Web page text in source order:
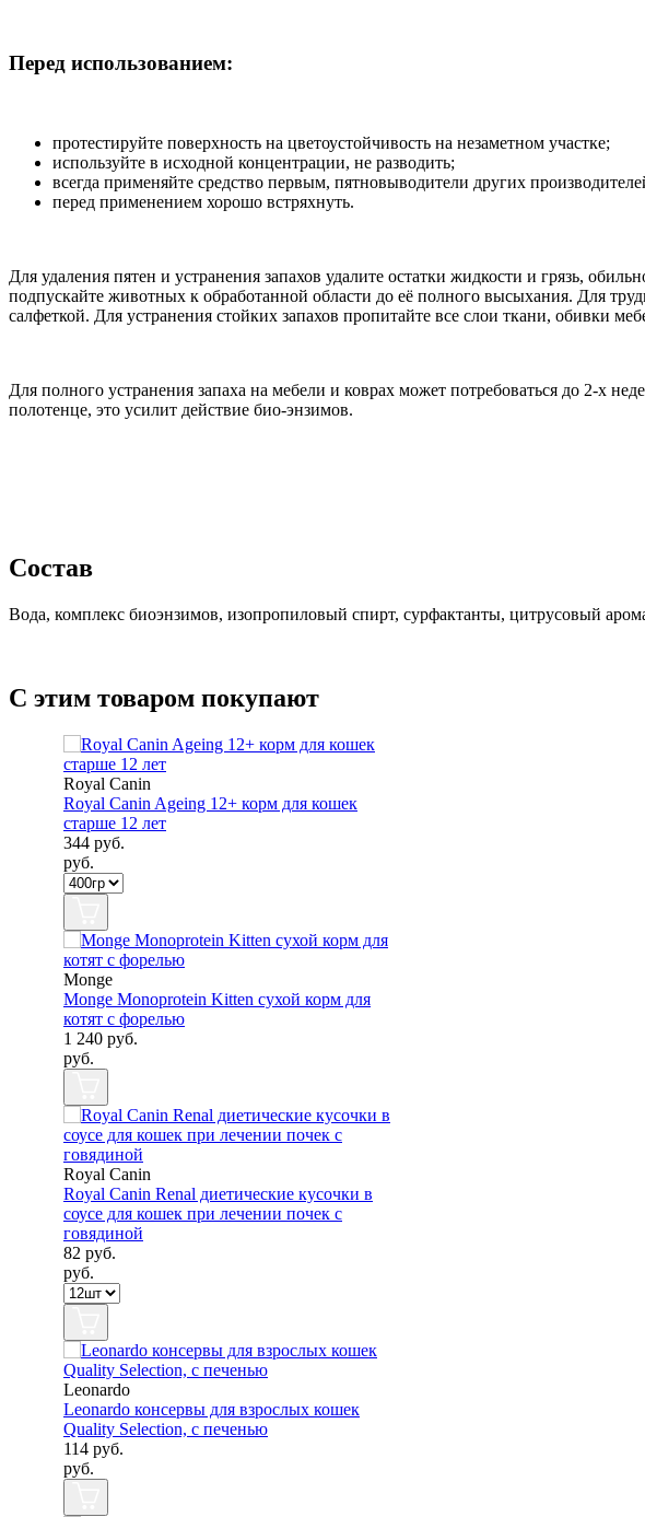
Перед использованием:
протестируйте поверхность на цветоустойчивость на незаметном участке;
используйте в исходной концентрации, не разводить;
всегда применяйте средство первым, пятновыводители других
перед применением хорошо встряхнуть.
Для удаления пятен и устранения запахов удалите остатки жидкости и грязь,
подпускайте животных к обработанной области до её полного высыхания. Для
салфеткой. Для устранения стойких запахов пропитайте все слои ткани, обивки
Для полного устранения запаха на мебели и коврах может потребоваться до 2-х
полотенце, это усилит действие био-энзимов.
Состав
Вода, комплекс биоэнзимов, изопропиловый спирт, сурфактанты, цитрусовый
С этим товаром покупают
Royal Canin
Royal Canin Ageing 12+ корм для кошек
старше 12 лет
344 руб.
руб.
Monge
Monge Monoprotein Kitten сухой корм для
котят с форелью
1 240 руб.
руб.
Royal Canin
Royal Canin Renal диетические кусочки в
соусе для кошек при лечении почек c
говядиной
82 руб.
руб.
Leonardo
Leonardo консервы для взрослых кошек
Quality Selection, c печенью
114 руб.
руб.